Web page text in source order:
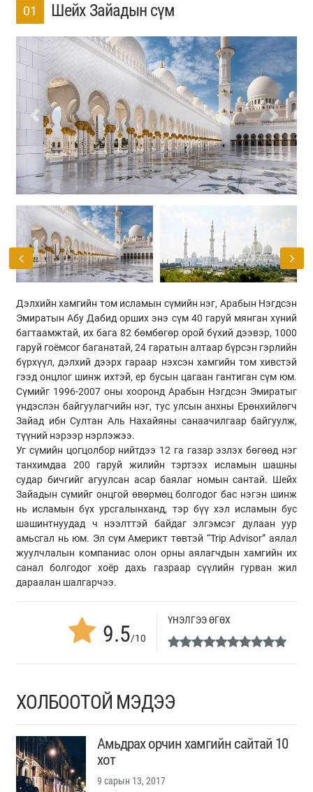
01 Шейх Зайадын сүм
Previous Next
Дэлхийн хамгийн том исламын сүмийн нэг, Арабын Нэгдсэн
Эмиратын Абу Дабид орших энэ сүм 40 гаруй мянган хүний
багтаамжтай, их бага 82 бөмбөгөр орой бүхий дээвэр, 1000
гаруй гоёмсог баганатай, 24 гаратын алтаар бүрсэн гэрлийн
бүрхүүл, дэлхий дээрх гараар нэхсэн хамгийн том хивстэй
гээд онцлог шинж ихтэй, ер бусын цагаан гантиган сүм юм.
Сүмийг 1996-2007 оны хооронд Арабын Нэгдсэн Эмиратыг
үндэслэн байгуулагчийн нэг, тус улсын анхны Ерөнхийлөгч
Зайад ибн Султан Аль Нахайяны санаачилгаар байгуулж,
түүний нэрээр нэрлэжээ.
Уг сүмийн цогцолбор нийтдээ 12 га газар эзлэх бөгөөд нэг
танхимдаа 200 гаруй жилийн тэртээх исламын шашны
судар бичгийг агуулсан асар баялаг номын сантай. Шейх
Зайадын сүмийг онцгой өвөрмөц болгодог бас нэгэн шинж
нь исламын бүх урсгалынханд, тэр бүү хэл исламын бус
шашинтнуудад ч нээлттэй байдаг элгэмсэг дулаан уур
амьсгал нь юм. Эл сүм Америкт төвтэй “Trip Advisor” аялал
жуулчлалын компаниас олон орны аялагчдын хамгийн их
санал болгодог хоёр дахь газраар сүүлийн гурван жил
дараалан шалгарчээ.
9.5/10
ҮНЭЛГЭЭ ӨГӨХ
ХОЛБООТОЙ МЭДЭЭ
Амьдрах орчин хамгийн сайтай 10
хот
9 сарын 13, 2017